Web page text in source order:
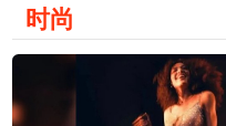
时尚